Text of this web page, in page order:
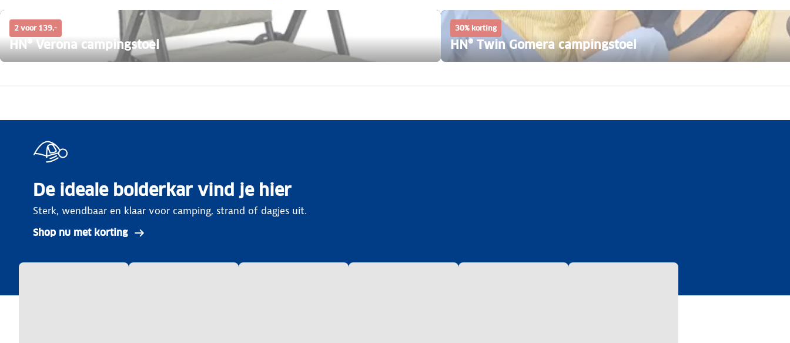
2 voor 139,-
HN® Verona campingstoel
30% korting
HN® Twin Gomera campingstoel
De ideale bolderkar vind je hier
Sterk, wendbaar en klaar voor camping, strand of dagjes uit.
Shop nu met korting